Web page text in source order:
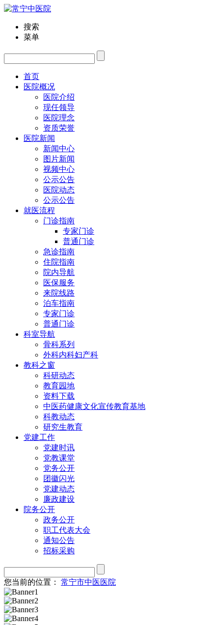
搜索
菜单
首页
医院概况
医院介绍
现任领导
医院理念
资质荣誉
医院新闻
新闻中心
图片新闻
视频中心
公示公告
医院动态
公示公告
就医流程
门诊指南
专家门诊
普通门诊
急诊指南
住院指南
院内导航
医保服务
来院线路
泊车指南
专家门诊
普通门诊
科室导航
骨科系列
外科内科妇产科
教科之窗
科研动态
教育园地
资料下载
中医药健康文化宣传教育基地
科教动态
研究生教育
党建工作
党建时讯
党教课堂
党务公开
团徽闪光
党建动态
廉政建设
院务公开
政务公开
职工代表大会
通知公告
招标采购
您当前的位置： 常宁市中医医院